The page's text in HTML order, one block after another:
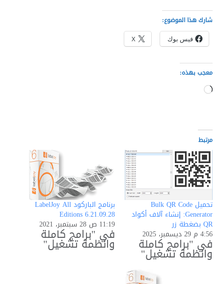
شارك هذا الموضوع:
فيس بوك X
معجب بهذه:
جاري
مرتبط
تحميل Bulk QR Code
Generator: إنشاء آلاف أكواد
QR بضغطة زر
4:56 م 29 ديسمبر، 2025
في "برامج كاملة
وانظمة تشغيل"
برنامج الباركود LabelJoy All
Editions 6.21.09.28
11:19 ص 28 سبتمبر، 2021
في "برامج كاملة
وانظمة تشغيل"